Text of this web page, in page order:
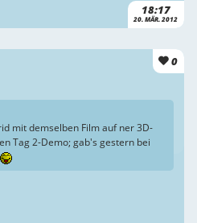
18:17
20. MÄR. 2012
0
mit demselben Film auf ner 3D-
Tag 2-Demo; gab's gestern bei